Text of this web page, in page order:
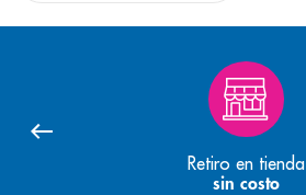
Retiro en tienda
sin costo